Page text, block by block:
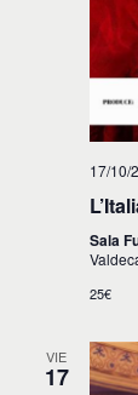
17/10/
Sala
25€
VIE
17